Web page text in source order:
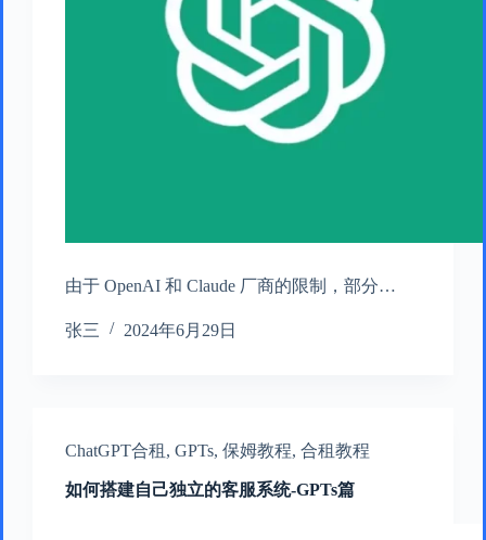
由于 OpenAI 和 Claude 厂商的限制，部分…
张三 2024年6月29日
ChatGPT合租 , GPTs, 保姆教程, 合租教程
如何搭建自己独立的客服系统-GPTs篇